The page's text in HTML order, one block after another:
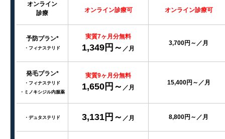
オンライン
診療
オンライン診療可 オンライン診療可
予防プラン*
・フィナステリド
実質7ヶ月分無料
1,349円～ ／月
3,700円～／月
発毛プラン*
・フィナステリド
・ミノキシジル内服薬
実質9ヶ月分無料
1,650円～ ／月
15,400円～／月
・デュタステリド 3,131円～ ／月 8,800円～／月